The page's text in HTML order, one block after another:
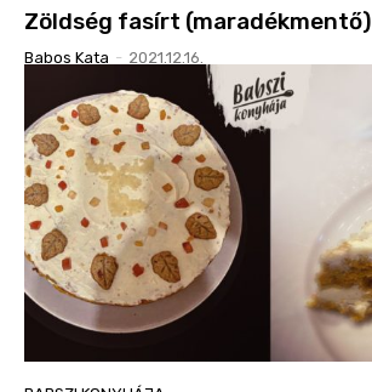
Zöldség fasírt (maradékmentő)
Babos Kata - 2021.12.16.